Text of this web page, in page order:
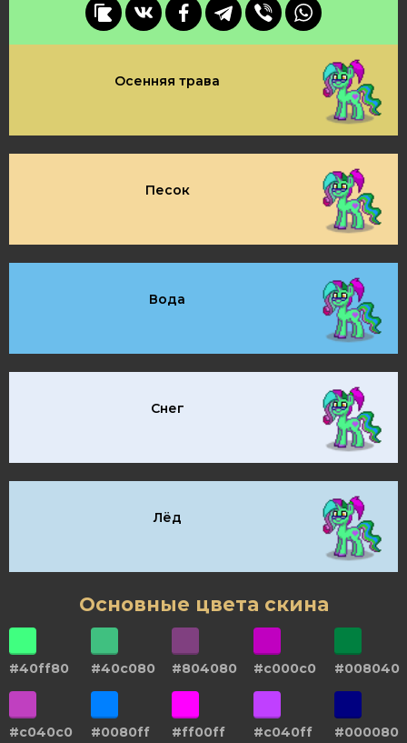
Осенняя трава
Песок
Вода
Снег
Лёд
Основные цвета скина
#40ff80 #40c080 #804080 #c000c0 #008040
#c040c0 #0080ff #ff00ff #c040ff #000080